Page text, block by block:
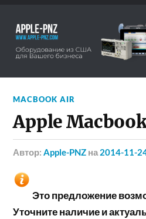
MACBOOK AIR
Apple
Автор:Apple-PNZ на 2014-11-
Это предложение
Уточните наличие и